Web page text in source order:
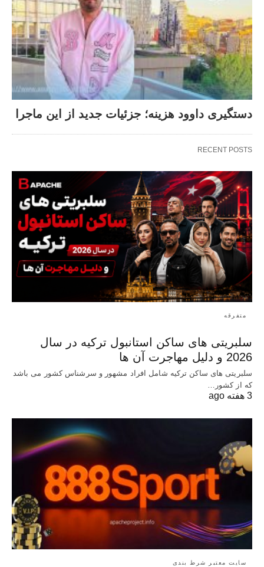
دستگیری داوود هزینه؛ جزئیات جدید از این ماجرا
RECENT POSTS
متفرقه
سلبریتی های ساکن استانبول ترکیه در سال
2026 و دلیل مهاجرت آن ها
سلبریتی های ساکن ترکیه شامل افراد مشهور و سرشناس کشور می باشد
که از کشور…
3 هفته ago
سایت معتبر شرط بندی